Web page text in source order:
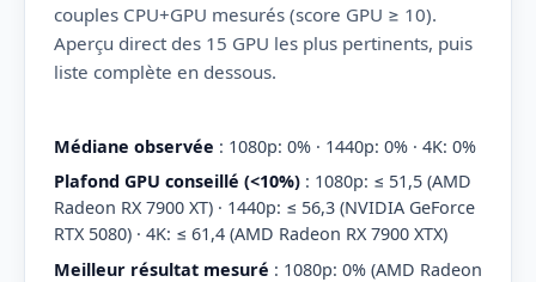
couples CPU+GPU mesurés (score GPU ≥ 10).
Aperçu direct des 15 GPU les plus pertinents, puis
liste complète en dessous.
Médiane observée : 1080p: 0% · 1440p: 0% · 4K: 0%
Plafond GPU conseillé (<10%) : 1080p: ≤ 51,5 (AMD
Radeon RX 7900 XT) · 1440p: ≤ 56,3 (NVIDIA GeForce
RTX 5080) · 4K: ≤ 61,4 (AMD Radeon RX 7900 XTX)
Meilleur résultat mesuré : 1080p: 0% (AMD Radeon